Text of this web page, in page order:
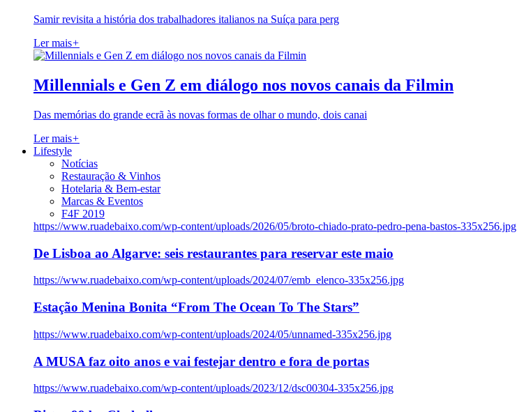
Samir revisita a história dos trabalhadores italianos na Suíça para perg
Ler mais+
Millennials e Gen Z em diálogo nos novos canais da Filmin
Das memórias do grande ecrã às novas formas de olhar o mundo, dois canai
Ler mais+
Lifestyle
Notícias
Restauração & Vinhos
Hotelaria & Bem-estar
Marcas & Eventos
F4F 2019
https://www.ruadebaixo.com/wp-content/uploads/2026/05/broto-chiado-prato-pedro-pena-bastos-335x256.jpg
De Lisboa ao Algarve: seis restaurantes para reservar este maio
https://www.ruadebaixo.com/wp-content/uploads/2024/07/emb_elenco-335x256.jpg
Estação Menina Bonita “From The Ocean To The Stars”
https://www.ruadebaixo.com/wp-content/uploads/2024/05/unnamed-335x256.jpg
A MUSA faz oito anos e vai festejar dentro e fora de portas
https://www.ruadebaixo.com/wp-content/uploads/2023/12/dsc00304-335x256.jpg